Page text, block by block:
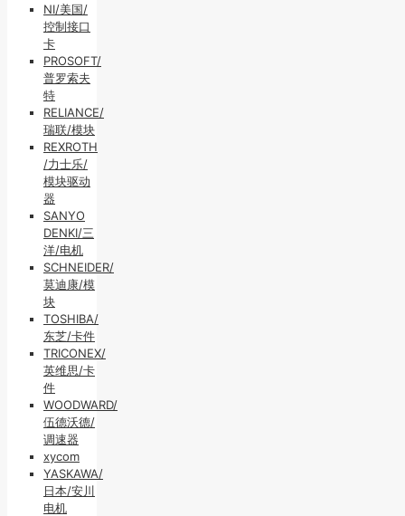
NI/美国/
控制接口
卡
PROSOFT/
普罗索夫
特
RELIANCE/
瑞联/模块
REXROTH
/力士乐/
模块驱动
器
SANYO
DENKI/三
洋/电机
SCHNEIDER/
莫迪康/模
块
TOSHIBA/
东芝/卡件
TRICONEX/
英维思/卡
件
WOODWARD/
伍德沃德/
调速器
xycom
YASKAWA/
日本/安川
电机